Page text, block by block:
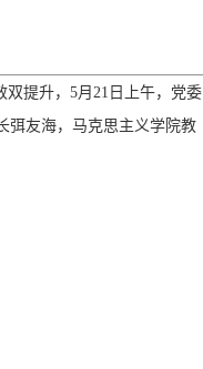
提升，5月21日上午，党委
弭友海，马克思主义学院教